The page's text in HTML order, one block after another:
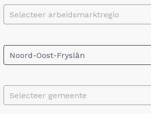
Selecteer arbeidsmarktregio
Noord-Oost-Fryslân
Selecteer gemeente